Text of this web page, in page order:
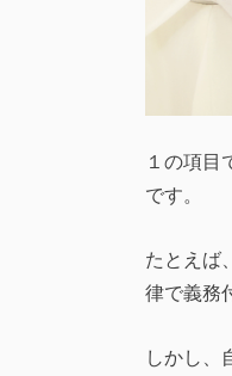
１の項目
です。
たとえば
律で義務
しかし、